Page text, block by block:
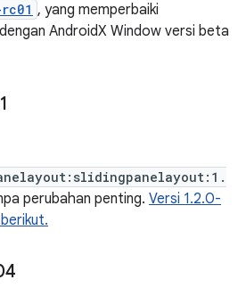
, yang memperbaiki
AndroidX Window versi beta
perubahan penting. Versi 1.2.0-